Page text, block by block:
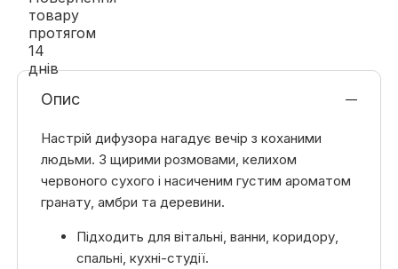
Опис
Настрій дифузора нагадує вечір з коханими
людьми. З щирими розмовами, келихом
червоного сухого і насиченим густим ароматом
гранату, амбри та деревини.
Підходить для вітальні, ванни, коридору,
спальні, кухні-студії.